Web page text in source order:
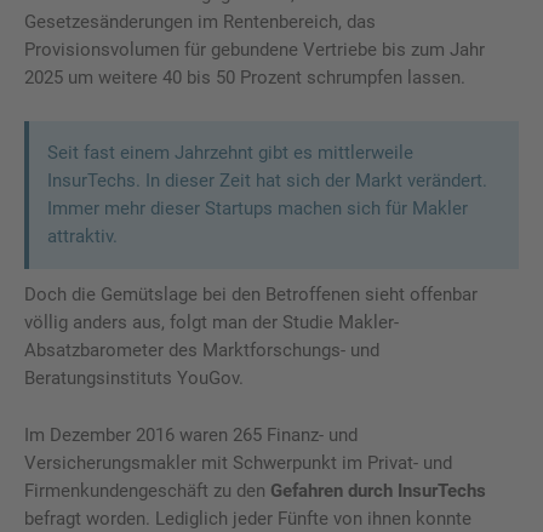
Gesetzesänderungen im Rentenbereich, das
Provisionsvolumen für gebundene Vertriebe bis zum Jahr
2025 um weitere 40 bis 50 Prozent schrumpfen lassen.
Seit fast einem Jahrzehnt gibt es mittlerweile
InsurTechs. In dieser Zeit hat sich der Markt verändert.
Immer mehr dieser Startups machen sich für Makler
attraktiv.
Doch die Gemütslage bei den Betroffenen sieht offenbar
völlig anders aus, folgt man der Studie Makler-
Absatzbarometer des Marktforschungs- und
Beratungsinstituts YouGov.
Im Dezember 2016 waren 265 Finanz- und
Versicherungsmakler mit Schwerpunkt im Privat- und
Firmenkundengeschäft zu den Gefahren durch InsurTechs
befragt worden. Lediglich jeder Fünfte von ihnen konnte